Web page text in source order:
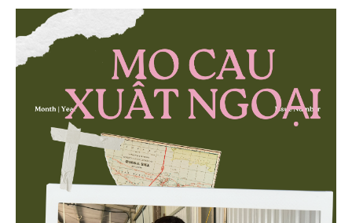
then chốt là nông nghiệp và môi trường.